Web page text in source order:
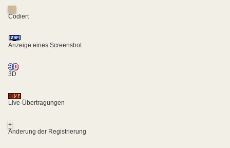
Codiert
Anzeige eines Screenshot
3D
Live-Übertragungen
+
Änderung der Registrierung